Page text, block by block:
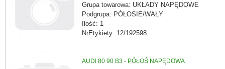
Grupa towarowa: UKŁADY NAPĘDOWE
Podgrupa: PÓŁOSIE/WAŁY
Ilość: 1
NrEtykiety: 12/192598
AUDI 80 90 B3 - PÓŁOŚ NAPĘDOWA